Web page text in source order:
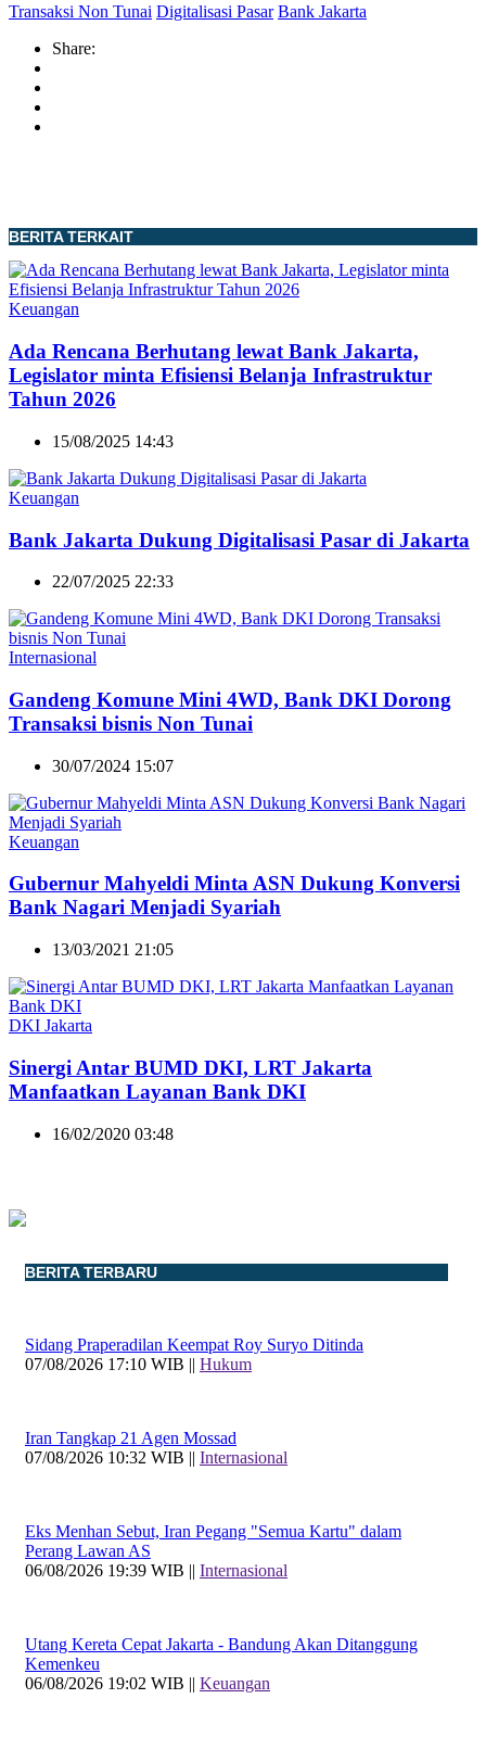
Transaksi Non Tunai Digitalisasi Pasar Bank Jakarta
Share:
BERITA TERKAIT
Keuangan
Ada Rencana Berhutang lewat Bank Jakarta,
Legislator minta Efisiensi Belanja Infrastruktur
Tahun 2026
15/08/2025 14:43
Keuangan
Bank Jakarta Dukung Digitalisasi Pasar di Jakarta
22/07/2025 22:33
Internasional
Gandeng Komune Mini 4WD, Bank DKI Dorong
Transaksi bisnis Non Tunai
30/07/2024 15:07
Keuangan
Gubernur Mahyeldi Minta ASN Dukung Konversi
Bank Nagari Menjadi Syariah
13/03/2021 21:05
DKI Jakarta
Sinergi Antar BUMD DKI, LRT Jakarta
Manfaatkan Layanan Bank DKI
16/02/2020 03:48
BERITA TERBARU
Sidang Praperadilan Keempat Roy Suryo Ditinda
07/08/2026 17:10 WIB || Hukum
Iran Tangkap 21 Agen Mossad
07/08/2026 10:32 WIB || Internasional
Eks Menhan Sebut, Iran Pegang "Semua Kartu" dalam
Perang Lawan AS
06/08/2026 19:39 WIB || Internasional
Utang Kereta Cepat Jakarta - Bandung Akan Ditanggung
Kemenkeu
06/08/2026 19:02 WIB || Keuangan